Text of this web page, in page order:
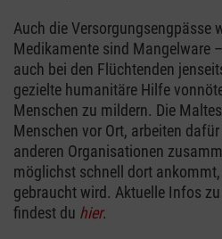
Auch die Versorgungsengpässe
Medikamente sind Mangelware
auch bei den Flüchtenden
gezielte humanitäre Hilfe
Menschen zu mildern. Die
Menschen vor Ort, arbeiten
anderen Organisationen
möglichst schnell dort
gebraucht wird. Aktuelle Infos
findest du hier.